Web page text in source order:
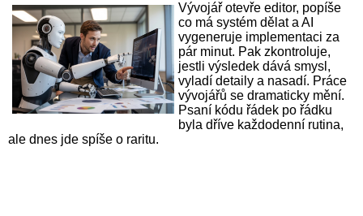
Vývojář otevře editor, popíše
co má systém dělat a AI
vygeneruje implementaci za
pár minut. Pak zkontroluje,
jestli výsledek dává smysl,
vyladí detaily a nasadí. Práce
vývojářů se dramaticky mění.
Psaní kódu řádek po řádku
byla dříve každodenní rutina,
ale dnes jde spíše o raritu.